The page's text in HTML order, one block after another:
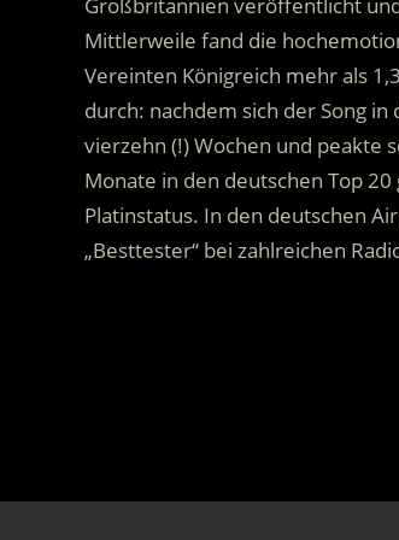
Mittlerweile fand die
Vereinten Königreich mehr als
durch: nachdem sich der Song
vierzehn (!) Wochen und peakte
Monate in den deutschen Top
Platinstatus. In den deutschen
„Besttester“ bei zahlreichen